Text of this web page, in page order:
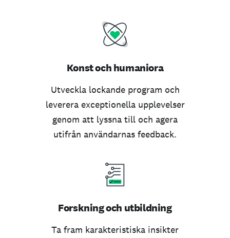
Konst och humaniora
Utveckla lockande program och
leverera exceptionella upplevelser
genom att lyssna till och agera
utifrån användarnas feedback.
Forskning och utbildning
Ta fram karakteristiska insikter